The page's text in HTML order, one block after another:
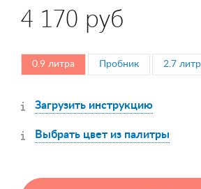
4 170 руб
0.9 литра Пробник 2.7
Загрузить инструкцию
Выбрать цвет из палитры